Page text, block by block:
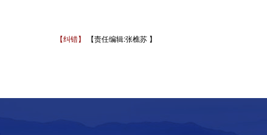
【纠错】 【责任编辑:张樵苏 】